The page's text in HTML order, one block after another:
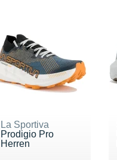
La Sportiva
Prodigio Pro
Herren